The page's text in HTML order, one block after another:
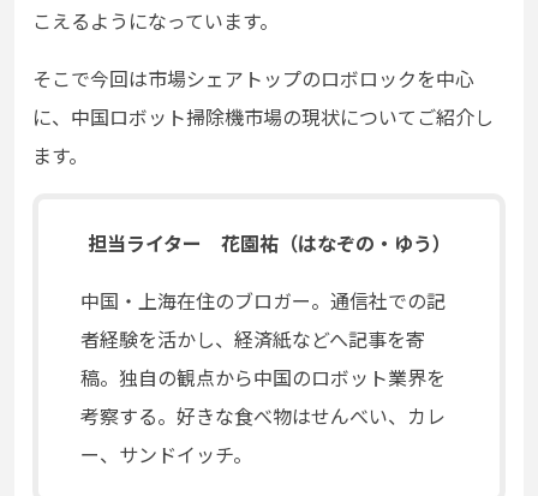
こえるようになっています。
そこで今回は市場シェアトップのロボロックを中心
に、中国ロボット掃除機市場の現状についてご紹介し
ます。
担当ライター 花園祐（はなぞの・ゆう）
中国・上海在住のブロガー。通信社での記
者経験を活かし、経済紙などへ記事を寄
稿。独自の観点から中国のロボット業界を
考察する。好きな食べ物はせんべい、カレ
ー、サンドイッチ。